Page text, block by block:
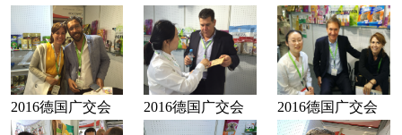
2016德国广交会 2016德国广交会 2016德国广交会